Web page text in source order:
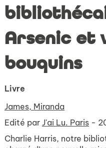
Arsenic et
bouquins
Livre
James, Miranda
Edité par J'ai Lu. Paris -
Charlie Harris, notre